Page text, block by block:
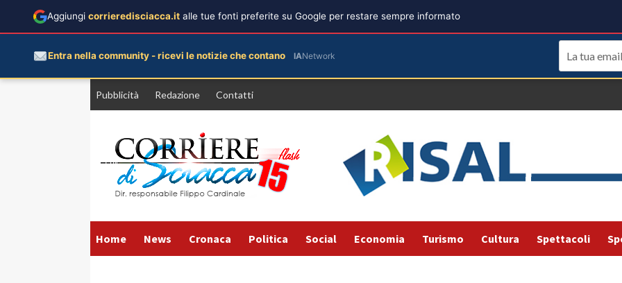
Pubblicità Redazione Contatti
Home News Cronaca Politica Social Economia Turismo Cultura Spettacoli
Aggiungi corrieredisciacca.it alle tue fonti preferite su Google per restare sempre informato
Entra nella community - ricevi le notizie che contano IANetwork